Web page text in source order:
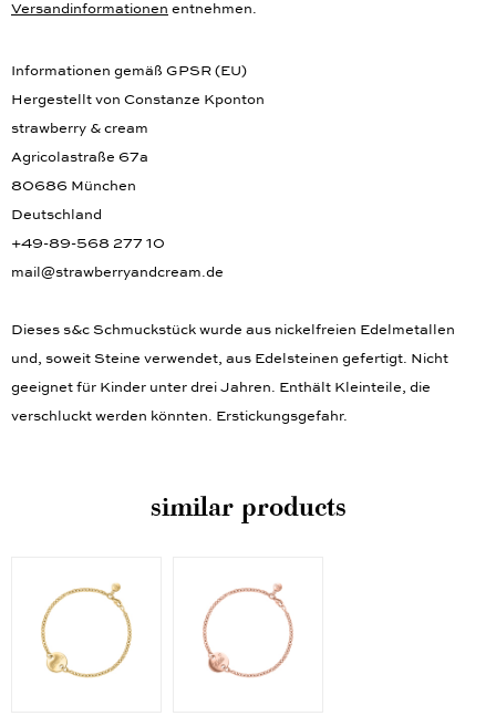
Versandinformationen entnehmen.
Informationen gemäß GPSR (EU)
Hergestellt von Constanze Kponton
strawberry & cream
Agricolastraße 67a
80686 München
Deutschland
+49-89-568 277 10
mail@strawberryandcream.de
Dieses s&c Schmuckstück wurde aus nickelfreien Edelmetallen
und, soweit Steine verwendet, aus Edelsteinen gefertigt. Nicht
geeignet für Kinder unter drei Jahren. Enthält Kleinteile, die
verschluckt werden könnten. Erstickungsgefahr.
similar products